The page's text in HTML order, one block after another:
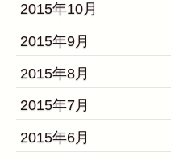
2015年10月
2015年9月
2015年8月
2015年7月
2015年6月